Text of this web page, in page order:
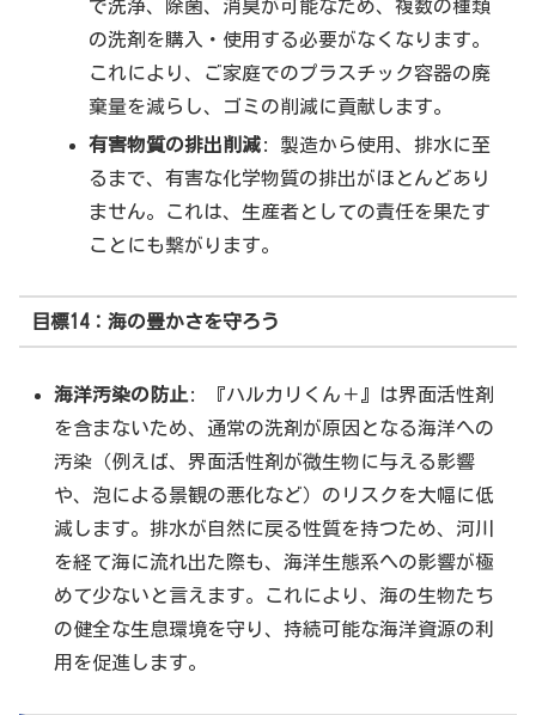
で洗浄、除菌、消臭が可能なため、複数の種類
の洗剤を購入・使用する必要がなくなります。
これにより、ご家庭でのプラスチック容器の廃
棄量を減らし、ゴミの削減に貢献します。
有害物質の排出削減: 製造から使用、排水に至
るまで、有害な化学物質の排出がほとんどあり
ません。これは、生産者としての責任を果たす
ことにも繋がります。
目標14：海の豊かさを守ろう
海洋汚染の防止: 『ハルカリくん＋』は界面活性剤
を含まないため、通常の洗剤が原因となる海洋への
汚染（例えば、界面活性剤が微生物に与える影響
や、泡による景観の悪化など）のリスクを大幅に低
減します。排水が自然に戻る性質を持つため、河川
を経て海に流れ出た際も、海洋生態系への影響が極
めて少ないと言えます。これにより、海の生物たち
の健全な生息環境を守り、持続可能な海洋資源の利
用を促進します。